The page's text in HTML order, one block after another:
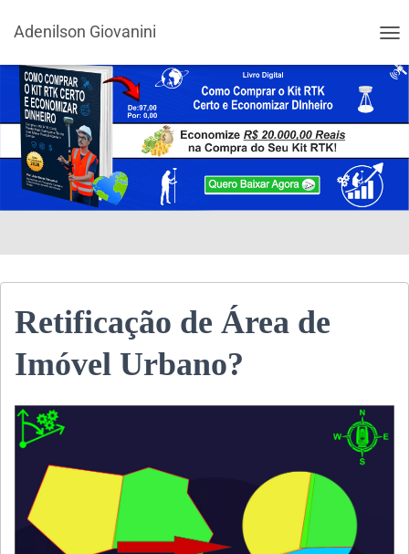
Adenilson Giovanini
Retificação de Área de
Imóvel Urbano?